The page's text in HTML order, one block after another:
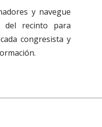
y navegue
del recinto para
congresista y